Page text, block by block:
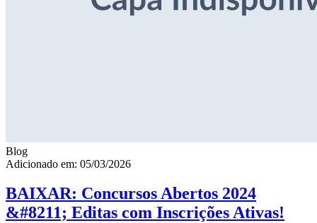
Blog
Adicionado em: 05/03/2026
BAIXAR: Concursos Abertos 2024
&#8211; Editas com Inscrições Ativas!